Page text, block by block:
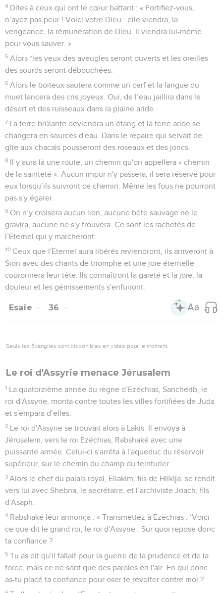
4 Dites à ceux qui ont le cœur battant : « Fortifiez-vous,
n’ayez pas peur ! Voici votre Dieu : elle viendra, la
vengeance, la rémunération de Dieu. Il viendra lui-même
pour vous sauver. »
5 Alors *les yeux des aveugles seront ouverts et les oreilles
des sourds seront débouchées.
6 Alors le boiteux sautera comme un cerf et la langue du
muet lancera des cris joyeux. Oui, de l’eau jaillira dans le
désert et des ruisseaux dans la plaine aride.
7 La terre brûlante deviendra un étang et la terre aride se
changera en sources d'eau. Dans le repaire qui servait de
gîte aux chacals pousseront des roseaux et des joncs.
8 Il y aura là une route, un chemin qu'on appellera « chemin
de la sainteté ». Aucun impur n'y passera, il sera réservé pour
eux lorsqu’ils suivront ce chemin. Même les fous ne pourront
pas s'y égarer.
9 On n’y croisera aucun lion, aucune bête sauvage ne le
gravira, aucune ne s'y trouvera. Ce sont les rachetés de
l’Eternel qui y marcheront.
10 Ceux que l'Eternel aura libérés reviendront, ils arriveront à
Sion avec des chants de triomphe et une joie éternelle
couronnera leur tête. Ils connaîtront la gaieté et la joie, la
douleur et les gémissements s'enfuiront.
Esaïe 36
Seuls les Évangiles sont disponibles en vidéo pour le moment.
Le roi d'Assyrie menace Jérusalem
1 La quatorzième année du règne d’Ezéchias, Sanchérib, le
roi d'Assyrie, monta contre toutes les villes fortifiées de Juda
et s'empara d’elles.
2 Le roi d'Assyrie se trouvait alors à Lakis. Il envoya à
Jérusalem, vers le roi Ezéchias, Rabshaké avec une
puissante armée. Celui-ci s'arrêta à l'aqueduc du réservoir
supérieur, sur le chemin du champ du teinturier.
3 Alors le chef du palais royal, Eliakim, fils de Hilkija, se rendit
vers lui avec Shebna, le secrétaire, et l’archiviste Joach, fils
d'Asaph.
4 Rabshaké leur annonça : « Transmettez à Ezéchias : ‘Voici
ce que dit le grand roi, le roi d'Assyrie : Sur quoi repose donc
ta confiance ?
5 Tu as dit qu'il fallait pour la guerre de la prudence et de la
force, mais ce ne sont que des paroles en l'air. En qui donc
as-tu placé ta confiance pour oser te révolter contre moi ?